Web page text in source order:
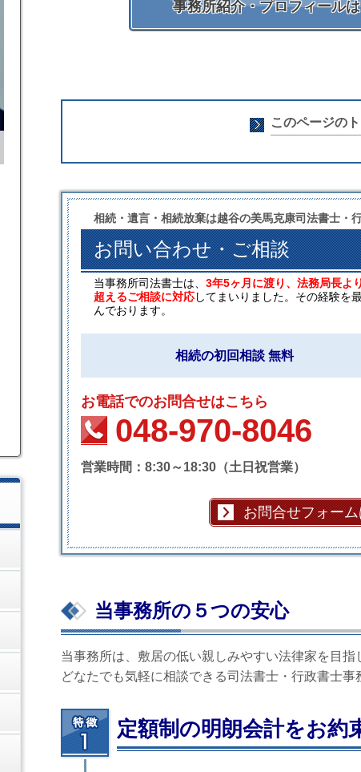
事務所紹介・プロフィール
このページの
相続・遺言・相続放棄は越谷の美馬克康司法書士・
お問い合わせ・ご相談
当事務所司法書士は、 3年5ヶ月に渡り、法務局長よ
超えるご相談に対応してまいりました。その経験を
んでおります。
相続の初回相談 無料
お電話でのお問合せはこちら
048-970-8046
営業時間：8:30～18:30（土日祝営業）
お問合せフォー
当事務所の５つの安心
当事務所は、敷居の低い親しみやすい法律家を目指
どなたでも気軽に相談できる司法書士・行政書士事
定額制の明朗会計をお約